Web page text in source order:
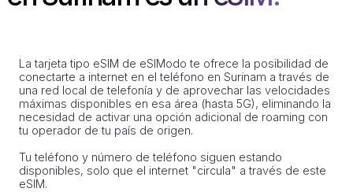
La tarjeta tipo eSIM de eSIModo te ofrece la posibilidad de
conectarte a internet en el teléfono en Surinam a través de
una red local de telefonía y de aprovechar las velocidades
máximas disponibles en esa área (hasta 5G), eliminando la
necesidad de activar una opción adicional de roaming con
tu operador de tu país de origen.
Tu teléfono y número de teléfono siguen estando
disponibles, solo que el internet "circula" a través de este
eSIM.